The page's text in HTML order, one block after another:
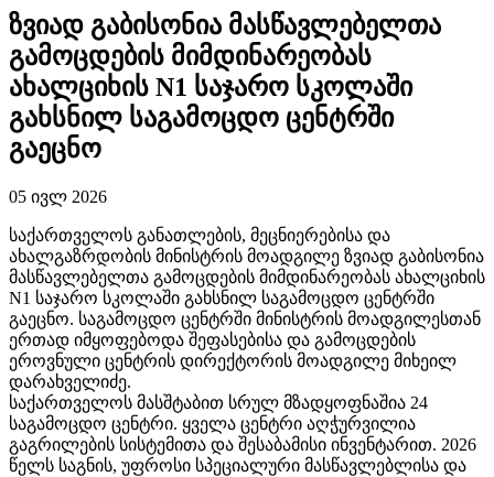
ზვიად გაბისონია მასწავლებელთა
გამოცდების მიმდინარეობას
ახალციხის N1 საჯარო სკოლაში
გახსნილ საგამოცდო ცენტრში
გაეცნო
05 ივლ 2026
საქართველოს განათლების, მეცნიერებისა და
ახალგაზრდობის მინისტრის მოადგილე ზვიად გაბისონია
მასწავლებელთა გამოცდების მიმდინარეობას ახალციხის
N1 საჯარო სკოლაში გახსნილ საგამოცდო ცენტრში
გაეცნო. საგამოცდო ცენტრში მინისტრის მოადგილესთან
ერთად იმყოფებოდა შეფასებისა და გამოცდების
ეროვნული ცენტრის დირექტორის მოადგილე მიხეილ
დარახველიძე.
საქართველოს მასშტაბით სრულ მზადყოფნაშია 24
საგამოცდო ცენტრი. ყველა ცენტრი აღჭურვილია
გაგრილების სისტემითა და შესაბამისი ინვენტარით. 2026
წელს საგნის, უფროსი სპეციალური მასწავლებლისა და